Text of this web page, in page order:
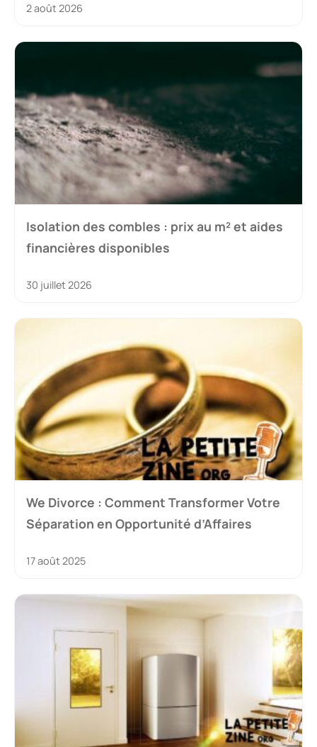
2 août 2026
Isolation des combles : prix au m² et aides
financières disponibles
30 juillet 2026
We Divorce : Comment Transformer Votre
Séparation en Opportunité d’Affaires
17 août 2025